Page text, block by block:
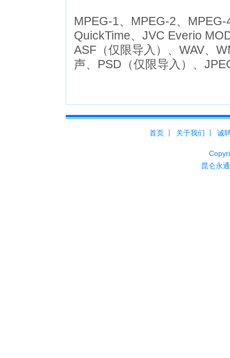
MPEG-1、MPEG-2、
QuickTime、JVC Everio
ASF（仅限导入）、WAV、
声、PSD（仅限导入）、
首页 关于我们 诚
昆仑永